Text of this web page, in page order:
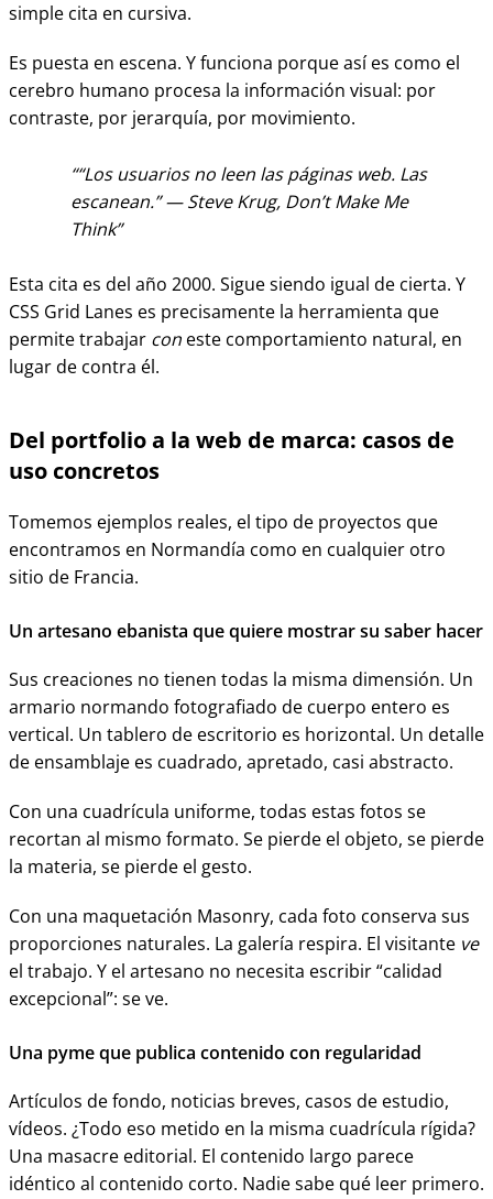
simple cita en cursiva.
Es puesta en escena. Y funciona porque así es como el
cerebro humano procesa la información visual: por
contraste, por jerarquía, por movimiento.
“Los usuarios no leen las páginas web. Las
escanean.” — Steve Krug, Don’t Make Me
Think
Esta cita es del año 2000. Sigue siendo igual de cierta. Y
CSS Grid Lanes es precisamente la herramienta que
permite trabajar con este comportamiento natural, en
lugar de contra él.
Del portfolio a la web de marca: casos de
uso concretos
Tomemos ejemplos reales, el tipo de proyectos que
encontramos en Normandía como en cualquier otro
sitio de Francia.
Un artesano ebanista que quiere mostrar su saber hacer
Sus creaciones no tienen todas la misma dimensión. Un
armario normando fotografiado de cuerpo entero es
vertical. Un tablero de escritorio es horizontal. Un detalle
de ensamblaje es cuadrado, apretado, casi abstracto.
Con una cuadrícula uniforme, todas estas fotos se
recortan al mismo formato. Se pierde el objeto, se pierde
la materia, se pierde el gesto.
Con una maquetación Masonry, cada foto conserva sus
proporciones naturales. La galería respira. El visitante ve
el trabajo. Y el artesano no necesita escribir “calidad
excepcional”: se ve.
Una pyme que publica contenido con regularidad
Artículos de fondo, noticias breves, casos de estudio,
vídeos. ¿Todo eso metido en la misma cuadrícula rígida?
Una masacre editorial. El contenido largo parece
idéntico al contenido corto. Nadie sabe qué leer primero.